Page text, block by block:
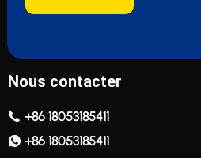
Nous contacter
+86 18053185411
+86 18053185411